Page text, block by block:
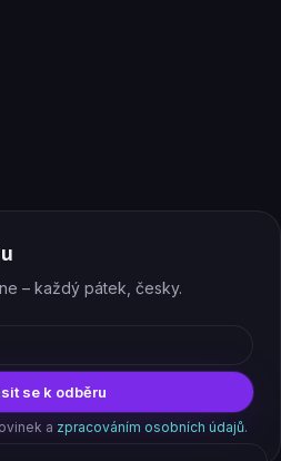
– každý pátek, česky.
se k odběru
a zpracováním osobních údajů.